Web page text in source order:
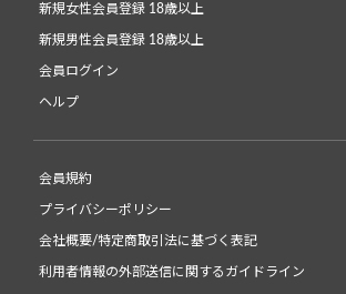
新規女性会員登録 18歳以上
新規男性会員登録 18歳以上
会員ログイン
ヘルプ
会員規約
プライバシーポリシー
会社概要/特定商取引法に基づく表記
利用者情報の外部送信に関するガイドライン